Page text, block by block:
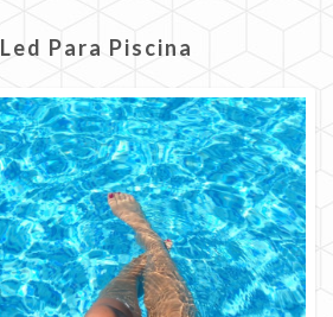
Led Para Piscina